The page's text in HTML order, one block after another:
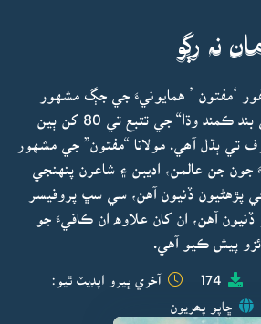
نہ رڳو
‘مفتون ’ همايونيءَ جي جڳ مشهور
ڪافي ”تنهنجي زلف جي بند ڪمند وڌا“ جي تتبع تي 80 کن ٻين
تي ٻڌل آھي. مولانا “مفتون” جي مشهور
جون جن عالمن، اديبن ۽ شاعرن پنهنجي
پڙهڻيون ڏنيون آهن، سي سڀ پروفيسر
آهن، ان کان علاوه ان ڪافيءَ جو
پيش ڪيو آهي.
174 آخري ڀيرو اپڊيٽ ٿيو:
ڇاپو پھريون